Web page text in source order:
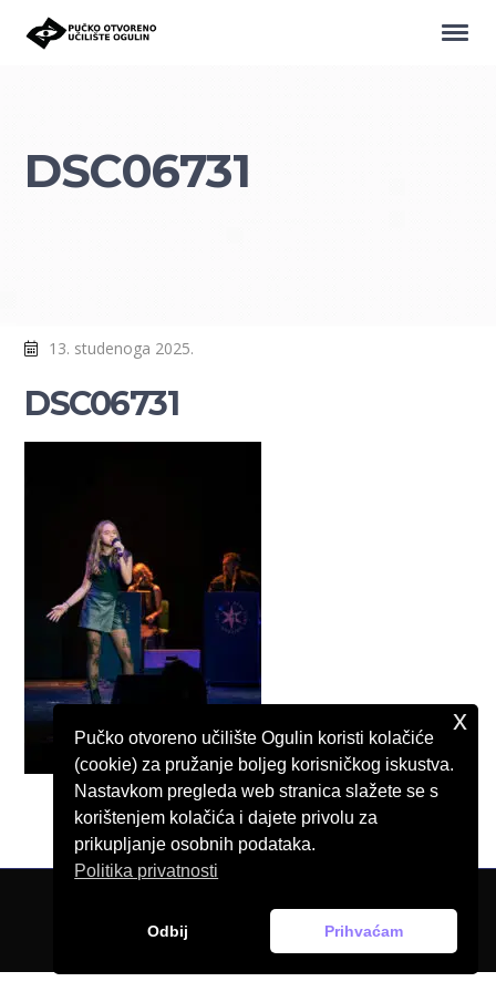
DSC06731
13. studenoga 2025.
DSC06731
© Pučko otvoreno učilište Ogulin, 2026.
Pučko otvoreno učilište Ogulin koristi kolačiće
(cookie) za pružanje boljeg korisničkog iskustva.
Nastavkom pregleda web stranica slažete se s
korištenjem kolačića i dajete privolu za
prikupljanje osobnih podataka.
Politika privatnosti
Odbij Prihvaćam
x